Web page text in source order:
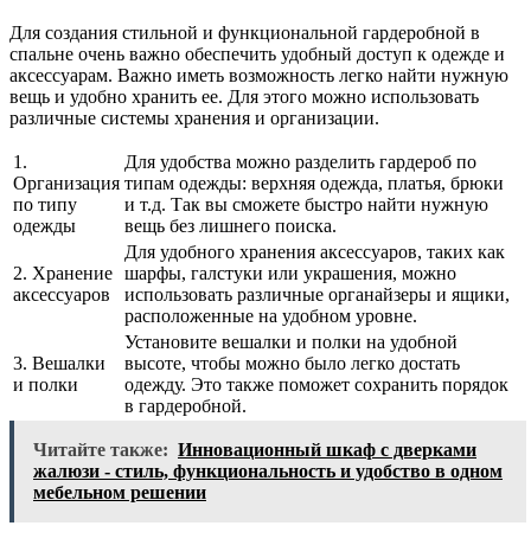
Для создания стильной и функциональной гардеробной в
спальне очень важно обеспечить удобный доступ к одежде и
аксессуарам. Важно иметь возможность легко найти нужную
вещь и удобно хранить ее. Для этого можно использовать
различные системы хранения и организации.
1.
Организация
по типу
одежды
Для удобства можно разделить гардероб по
типам одежды: верхняя одежда, платья, брюки
и т.д. Так вы сможете быстро найти нужную
вещь без лишнего поиска.
2. Хранение
аксессуаров
Для удобного хранения аксессуаров, таких как
шарфы, галстуки или украшения, можно
использовать различные органайзеры и ящики,
расположенные на удобном уровне.
3. Вешалки
и полки
Установите вешалки и полки на удобной
высоте, чтобы можно было легко достать
одежду. Это также поможет сохранить порядок
в гардеробной.
Читайте также: Инновационный шкаф с дверками
жалюзи - стиль, функциональность и удобство в одном
мебельном решении